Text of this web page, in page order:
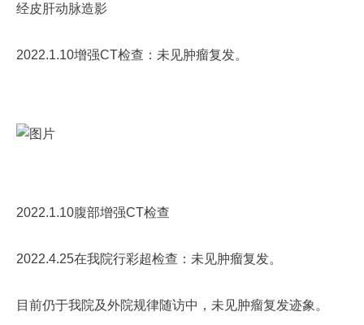
经皮肝动脉造影
2022.1.10增强CT检查：未见肿瘤复发。
2022.1.10腹部增强CT检查
2022.4.25在我院行彩超检查：未见肿瘤复发。
目前仍于我院及外院规律随访中，未见肿瘤复发迹象。